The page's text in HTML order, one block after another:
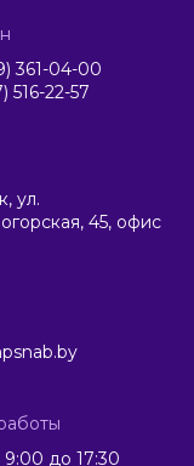
361-04-00
516-22-57
ул.
45, офис
9:00 до 17:30